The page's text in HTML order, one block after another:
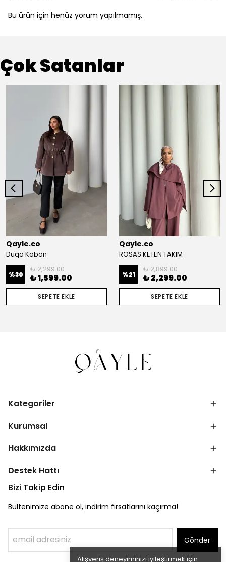
Alışveriş deneyiminizi iyileştirmek için
Bu ürün için henüz yorum yapılmamış.
Çok Satanlar
Qayle.co
Duqa Kaban
%30
₺ 2,299.00
₺ 1,599.00
SEPETE EKLE
Qayle.co
ROSAS KETEN TAKIM
%21
₺ 2,899.00
₺ 2,299.00
SEPETE EKLE
Kategoriler
Kurumsal
Hakkımızda
Destek Hattı
Bizi Takip Edin
Bültenimize abone ol, indirim fırsatlarını kaçırma!
Gönder